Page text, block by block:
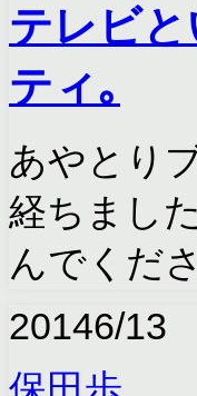
テレビ
ティ｡
あやとり
経ちまし
んでくだ
20146/13